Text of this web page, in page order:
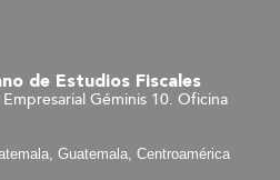
de Estudios Fiscales
Géminis 10. Oficina
Guatemala, Centroamérica